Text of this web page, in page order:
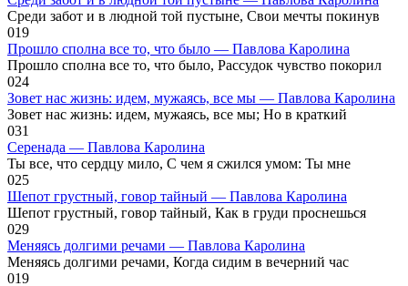
Среди забот и в людной той пустыне, Свои мечты покинув
019
Прошло сполна все то, что было — Павлова Каролина
Прошло сполна все то, что было, Рассудок чувство покорил
024
Зовет нас жизнь: идем, мужаясь, все мы — Павлова Каролина
Зовет нас жизнь: идем, мужаясь, все мы; Но в краткий
031
Серенада — Павлова Каролина
Ты все, что сердцу мило, С чем я сжился умом: Ты мне
025
Шепот грустный, говор тайный — Павлова Каролина
Шепот грустный, говор тайный, Как в груди проснешься
029
Меняясь долгими речами — Павлова Каролина
Меняясь долгими речами, Когда сидим в вечерний час
019